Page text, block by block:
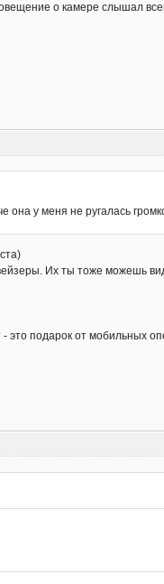
о камере слышал
она у меня не ругалась
Их ты тоже можешь
это подарок от мобильных